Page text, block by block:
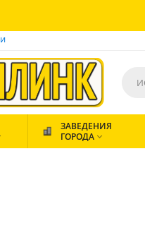
ЗАВЕДЕНИЯ
ГОРОДА 